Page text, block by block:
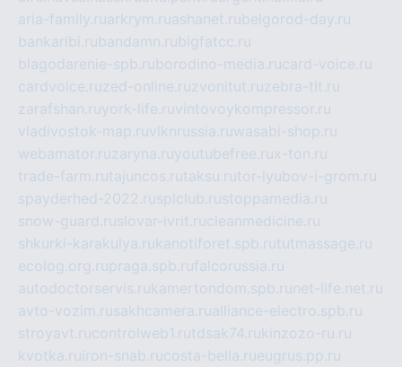
aria-family.ruarkrym.ruashanet.rubelgorod-day.ru
bankaribi.rubandamn.rubigfatcc.ru
blagodarenie-spb.ruborodino-media.rucard-voice.ru
cardvoice.ruzed-online.ruzvonitut.ruzebra-tlt.ru
zarafshan.ruyork-life.ruvintovoykompressor.ru
vladivostok-map.ruvlknrussia.ruwasabi-shop.ru
webamator.ruzaryna.ruyoutubefree.rux-ton.ru
trade-farm.rutajuncos.rutaksu.rutor-lyubov-i-grom.ru
spayderhed-2022.rusplclub.rustoppamedia.ru
snow-guard.ruslovar-ivrit.rucleanmedicine.ru
shkurki-karakulya.rukanotiforet.spb.rututmassage.ru
ecolog.org.rupraga.spb.rufalcorussia.ru
autodoctorservis.rukamertondom.spb.ru net-life.net.ru
avto-vozim.rusakhcamera.rualliance-electro.spb.ru
stroyavt.rucontrolweb1.rutdsak74.rukinzozo-ru.ru
kvotka.ru iron-snab.rucosta-bella.rueugrus.pp.ru